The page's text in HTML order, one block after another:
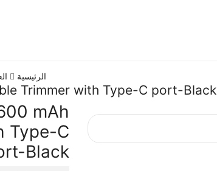
الرئيسية
Trimmer with Type-C port-Black
mAh
Type-C
Black